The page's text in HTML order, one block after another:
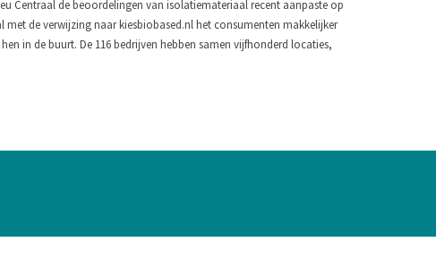
Centraal de beoordelingen van isolatiemateriaal recent aanpaste op
de verwijzing naar kiesbiobased.nl het consumenten makkelijker
in de buurt. De 116 bedrijven hebben samen vijfhonderd locaties,